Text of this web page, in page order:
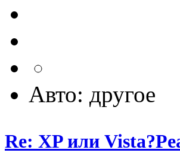
Авто: другое
Re: XP или